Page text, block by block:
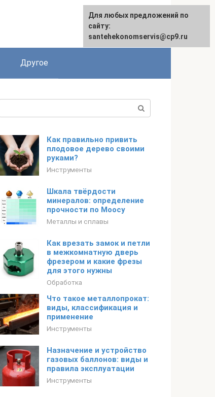
Другое
Как правильно привить
плодовое дерево своими
руками?
Инструменты
Шкала твёрдости
минералов: определение
прочности по Моосу
Металлы и сплавы
Как врезать замок и петли
в межкомнатную дверь
фрезером и какие фрезы
для этого нужны
Обработка
Что такое металлопрокат:
виды, классификация и
применение
Инструменты
Назначение и устройство
газовых баллонов: виды и
правила эксплуатации
Инструменты
Для любых предложений по
сайту:
santehekonomservis@cp9.ru